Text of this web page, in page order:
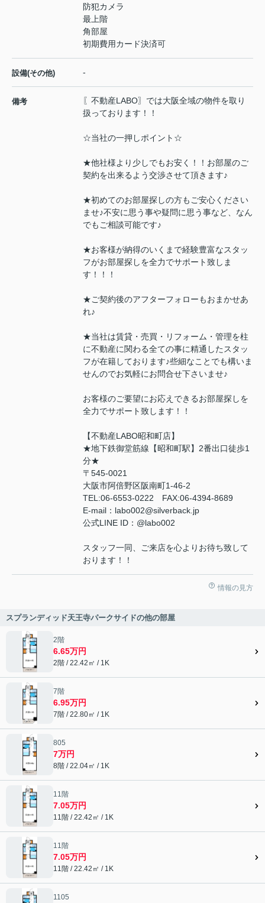
防犯カメラ
最上階
角部屋
初期費用カード決済可
設備(その他) -
備考
〖不動産LABO〗では大阪全域の物件を取り
扱っております！！
☆当社の一押しポイント☆
★他社様より少しでもお安く！！お部屋のご
契約を出来るよう交渉させて頂きます♪
★初めてのお部屋探しの方もご安心ください
ませ♪不安に思う事や疑問に思う事など、なん
でもご相談可能です♪
★お客様が納得のいくまで経験豊富なスタッ
フがお部屋探しを全力でサポート致しま
す！！！
★ご契約後のアフターフォローもおまかせあ
れ♪
★当社は賃貸・売買・リフォーム・管理を柱
に不動産に関わる全ての事に精通したスタッ
フが在籍しております♪些細なことでも構いま
せんのでお気軽にお問合せ下さいませ♪
お客様のご要望にお応えできるお部屋探しを
全力でサポート致します！！
【不動産LABO昭和町店】
★地下鉄御堂筋線【昭和町駅】2番出口徒歩1
分★
〒545-0021
大阪市阿倍野区阪南町1-46-2
TEL:06-6553-0222 FAX:06-4394-8689
E-mail：labo002@silverback.jp
公式LINE ID：@labo002
スタッフ一同、ご来店を心よりお待ち致して
おります！！
情報の見方
スプランディッド天王寺パークサイドの他の部屋
2階
6.65万円
2階 / 22.42㎡ / 1K
7階
6.95万円
7階 / 22.80㎡ / 1K
805
7万円
8階 / 22.04㎡ / 1K
11階
7.05万円
11階 / 22.42㎡ / 1K
11階
7.05万円
11階 / 22.42㎡ / 1K
1105